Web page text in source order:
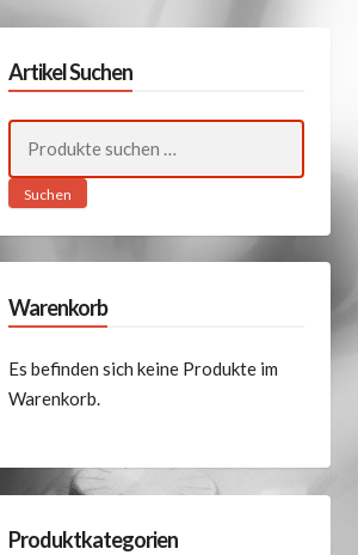
Artikel Suchen
nach:
Suchen
Warenkorb
Es befinden sich keine Produkte im
Warenkorb.
Produktkategorien